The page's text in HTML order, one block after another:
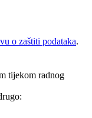
o zaštiti podataka.
tijekom radnog